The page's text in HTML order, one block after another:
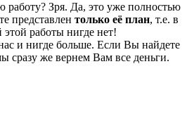
работу? Зря. Да, это уже полностью
представлен только её план, т.е. в
работы нигде нет!
и нигде больше. Если Вы найдете
сразу же вернем Вам все деньги.